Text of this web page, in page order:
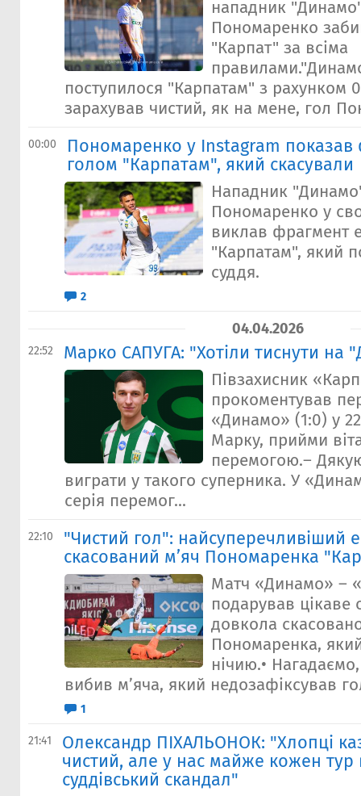
нападник
Пономаренко
"Карпат" за всіма
поступилося "Карпатам" з рахунком
зарахував чистий, як на мене, гол
00:00
Пономаренко у Instagram показав
голом "Карпатам", який скасували
Нападник
Пономаренко у
виклав фрагмент
"Карпатам", який
суддя.
2
04.04.2026
22:52 Марко САПУГА: "Хотіли тиснути на
Півзахисник
прокоментував
«Динамо» (1:0) у
Марку, прийми
перемогою.–
виграти у такого суперника. У
серія перемог...
22:10
"Чистий гол": найсуперечливіший
скасований м’яч Пономаренка
Матч «Динамо» –
подарував цікаве
довкола
Пономаренка,
нічию.•
вибив мʼяча, який недозафіксував
1
21:41
Олександр ПIХАЛЬОНОК: "Хлопці
чистий, але у нас майже кожен тур
суддівський скандал"